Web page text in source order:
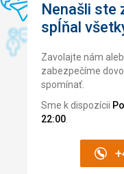
Nenašli ste
spĺňal
Zavolajte nám
zabezpečíme
spomínať.
Sme k dispozícii
22:00